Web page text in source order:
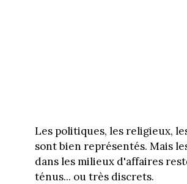
Les politiques, les religieux,
sont bien représentés. Mais
dans les milieux d'affaires
ténus... ou très discrets.